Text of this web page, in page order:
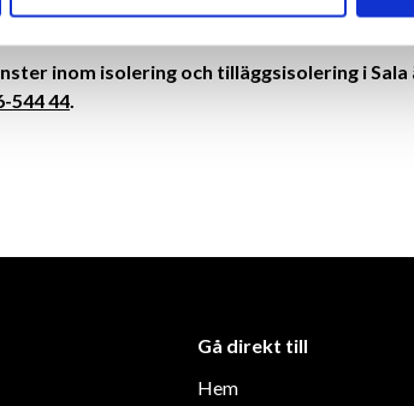
till oss på Löövs Isolering.
inom isolering och tilläggsisolering i
544 44.
Gå direkt till
Hem